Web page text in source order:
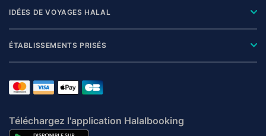
IDÉES DE VOYAGES HALAL
ÉTABLISSEMENTS PRISÉS
Téléchargez l'application Halalbooking